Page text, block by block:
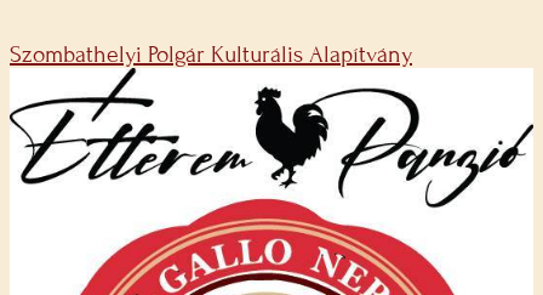
Szombathelyi Polgár Kulturális Alapítvány